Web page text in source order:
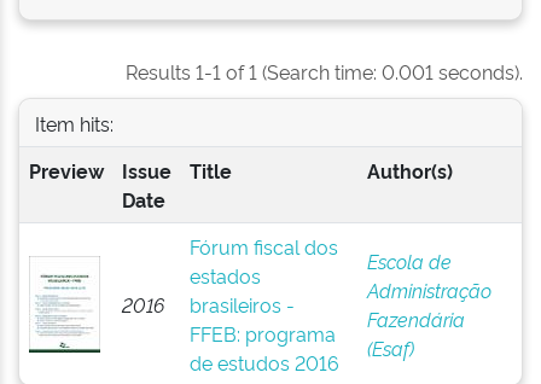
Results 1-1 of 1 (Search time: 0.001 seconds).
Item hits:
Preview
Issue
Date
Title Author(s)
2016
Fórum fiscal dos
estados
brasileiros -
FFEB: programa
de estudos 2016
Escola de
Administração
Fazendária
(Esaf)